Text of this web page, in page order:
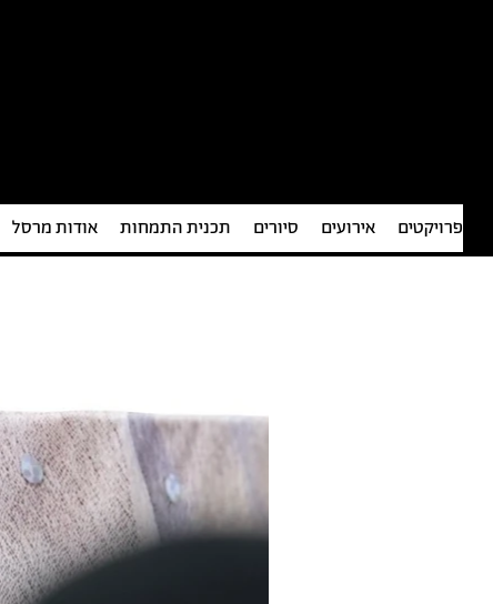
פרויקטים אירועים סיורים תכנית התמחות אודות מרסל